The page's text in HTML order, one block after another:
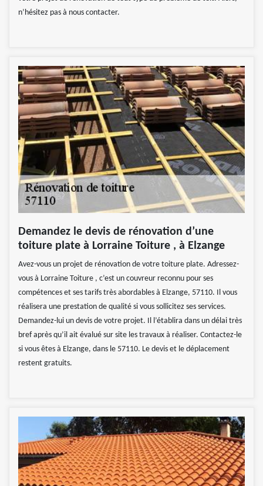
n’hésitez pas à nous contacter.
Demandez le devis de rénovation d’une
toiture plate à Lorraine Toiture , à Elzange
Avez-vous un projet de rénovation de votre toiture plate. Adressez-
vous à Lorraine Toiture , c’est un couvreur reconnu pour ses
compétences et ses tarifs très abordables à Elzange, 57110. Il vous
réalisera une prestation de qualité si vous sollicitez ses services.
Demandez-lui un devis de votre projet. Il l’établira dans un délai très
bref après qu’il ait évalué sur site les travaux à réaliser. Contactez-le
si vous êtes à Elzange, dans le 57110. Le devis et le déplacement
restent gratuits.